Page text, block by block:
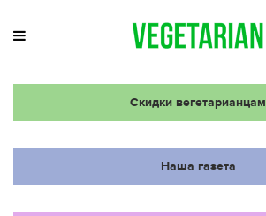
Скидки вегетарианцам
Наша газета